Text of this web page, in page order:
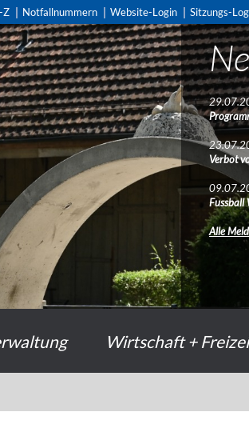
Z Notfallnummern Website-Login Sitzungs-
Verbot
Fussball
Alle
Wirtschaft +